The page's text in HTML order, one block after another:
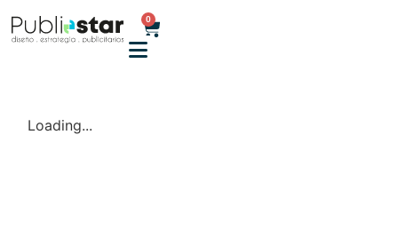
0
Loading...